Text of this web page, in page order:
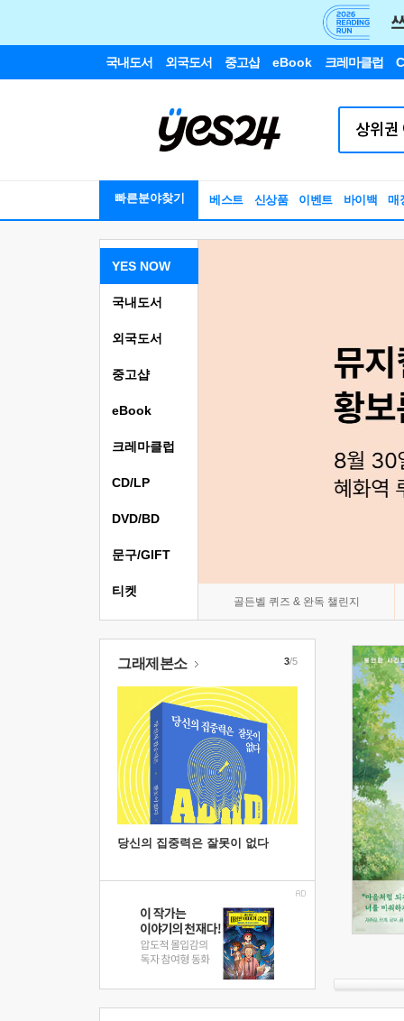
국내도서 외국도서 중고샵 eBook 크레마클럽
빠른분야찾기 베스트 신상품 이벤트 바이백 매
YES NOW
골든벨 퀴즈 & 완독 챌린지
국내도서
외국도서
중고샵
eBook
크레마클럽
CD/LP
DVD/BD
문구/GIFT
티켓
그래제본소
당신의 집중력은 잘못이 없다
3/5